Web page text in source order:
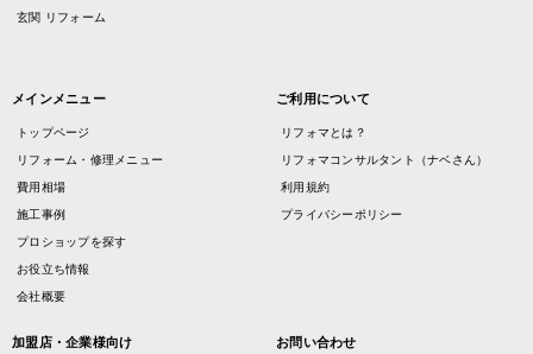
玄関 リフォーム
メインメニュー
トップページ
リフォーム・修理メニュー
費用相場
施工事例
プロショップを探す
お役立ち情報
会社概要
ご利用について
リフォマとは？
リフォマコンサルタント（ナベさん）
利用規約
プライバシーポリシー
加盟店・企業様向け お問い合わせ